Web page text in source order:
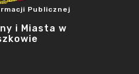
Publicznej
i Miasta w